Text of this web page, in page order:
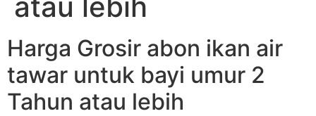
Harga Grosir abon ikan air
tawar untuk bayi umur 2
Tahun atau lebih